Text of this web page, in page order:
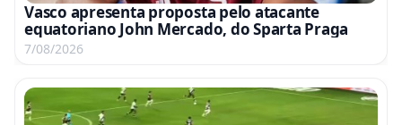
Vasco apresenta proposta pelo atacante
equatoriano John Mercado, do Sparta Praga
7/08/2026